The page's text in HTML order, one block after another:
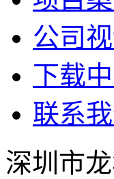
公司
下载
联系我
深圳市